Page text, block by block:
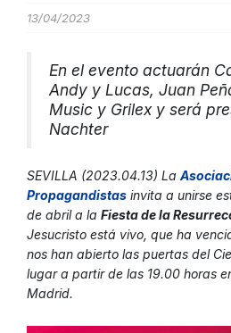
13/04/2023
En el evento actuarán
Andy y Lucas, Juan
Music y Grilex y será
Nachter
SEVILLA (2023.04.13) La
Propagandistas invita a unirse
de abril a la Fiesta de la
Jesucristo está vivo, que ha
nos han abierto las puertas del
lugar a partir de las 19.00 horas
Madrid.